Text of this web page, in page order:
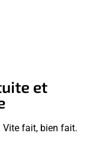
et
Vite fait, bien fait.